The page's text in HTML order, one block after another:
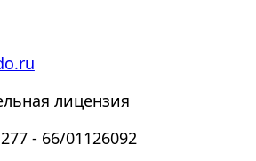
лицензия
- 66/01126092